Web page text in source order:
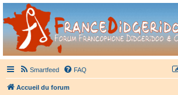
France Didgeridoo
Didgeridoo et Guimbarde sur France Didgeridoo - retrouvez
Smartfeed FAQ
Accueil du forum